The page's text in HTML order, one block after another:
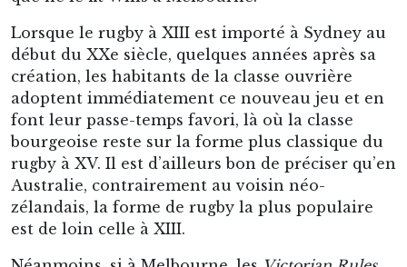
Nord. Le concept est assez simple :
tout ce qui est à l’est de la ligne est un territoire de
rugby à XIII. Cela correspond à Sydney, Gold Coast,
Brisbane… ;
tout ce qui est à l’ouest de la ligne est un territoire de
football australien, ou de
Victorian Rules
. Cela
correspond à Melbourne, Adelaide, Perth, l’île de
Tasmanie, etc.